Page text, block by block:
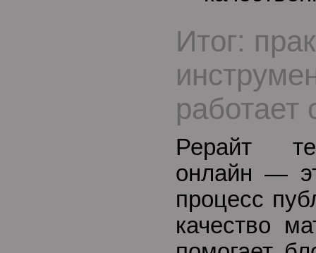
Итог:
работает
Рерайт
онлайн —
процесс
качество